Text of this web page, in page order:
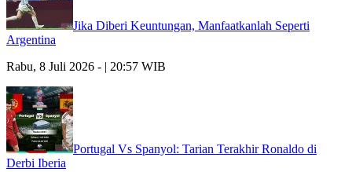
Jika Diberi Keuntungan, Manfaatkanlah Seperti
Argentina
Rabu, 8 Juli 2026 - | 20:57 WIB
Portugal Vs Spanyol: Tarian Terakhir Ronaldo di
Derbi Iberia